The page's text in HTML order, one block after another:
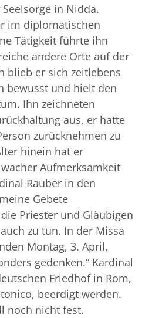
in Nidda.
im diplomatischen
Tätigkeit führte ihn
andere Orte auf der
blieb er sich zeitlebens
bewusst und hielt den
Ihn zeichneten
aus, er hatte
zurücknehmen zu
hinein hat er
Aufmerksamkeit
Rauber in den
Gebete
Priester und Gläubigen
zu tun. In der Missa
Montag, 3. April,
gedenken.“ Kardinal
Friedhof in Rom,
beerdigt werden.
noch nicht fest.